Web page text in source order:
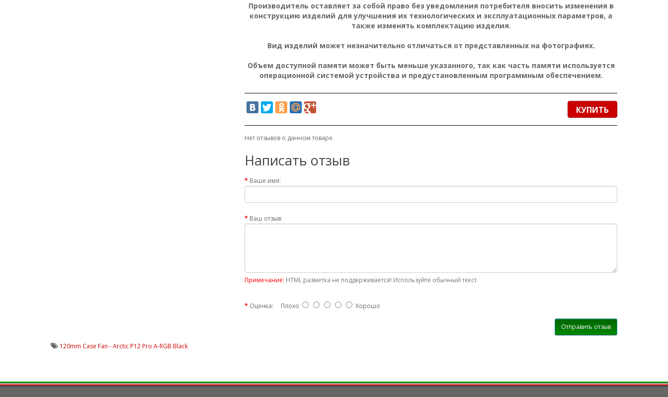
Производитель оставляет за собой право без уведомления потребителя вносить изменения в
конструкцию изделий для улучшения их технологических и эксплуатационных параметров, а
также изменять комплектацию изделия.
Вид изделий может незначительно отличаться от представленных на фотографиях.
Объем доступной памяти может быть меньше указанного, так как часть памяти используется
операционной системой устройства и предустановленным программным обеспечением.
КУПИТЬ
Нет отзывов о данном товаре.
Написать отзыв
Ваше имя:
Ваш отзыв:
Примечание: HTML разметка не поддерживается! Используйте обычный текст.
Оценка: Плохо Хорошо
Отправить отзыв
120mm Case Fan - Arctic P12 Pro A-RGB Black